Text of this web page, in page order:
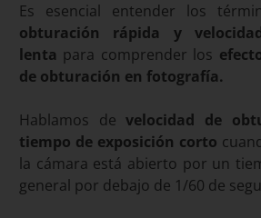
Es esencial entender los
obturación rápida y
lenta para comprender los
de obturación en fotografía.
Hablamos develocidad de
tiempo de exposición corto
la cámara está abierto por un
general por debajo de 1/60 de